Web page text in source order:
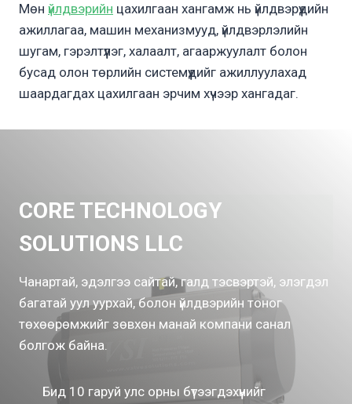
Мөн үйлдвэрийн цахилгаан хангамж нь үйлдвэрүүдийн
ажиллагаа, машин механизмууд, үйлдвэрлэлийн
шугам, гэрэлтүүлэг, халаалт, агааржуулалт болон
бусад олон төрлийн системүүдийг ажиллуулахад
шаардагдах цахилгаан эрчим хүчээр хангадаг.
CORE TECHNOLOGY
SOLUTIONS LLC
Чанартай, эдэлгээ сайтай, галд тэсвэртэй, элэгдэл
багатай уул уурхай, болон үйлдвэрийн тоног
төхөөрөмжийг зөвхөн манай компани санал
болгож байна.
Бид 10 гаруй улс орны бүтээгдэхүүнийг